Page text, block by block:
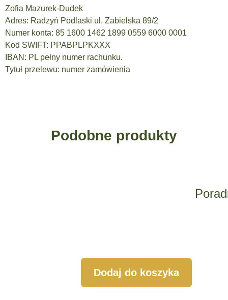
Zofia Mazurek-Dudek
Adres: Radzyń Podlaski ul. Zabielska 89/2
Numer konta: 85 1600 1462 1899 0559 6000 0001
Kod SWIFT: PPABPLPKXXX
IBAN: PL pełny numer rachunku.
Tytuł przelewu: numer zamówienia
Podobne produkty
Dodaj do koszyka